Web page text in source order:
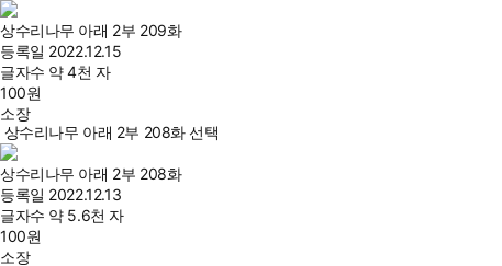
상수리나무 아래 2부 209화
등록일 2022.12.15
글자수 약 4천 자
100원
소장
상수리나무 아래 2부 208화 선택
상수리나무 아래 2부 208화
등록일 2022.12.13
글자수 약 5.6천 자
100원
소장